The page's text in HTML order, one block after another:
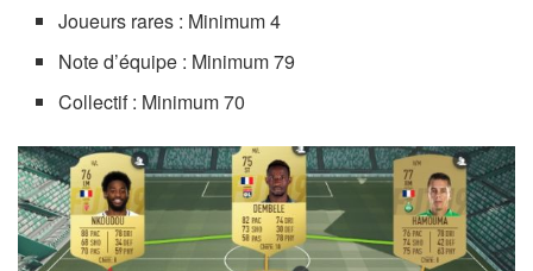
Joueurs rares : Minimum 4
Note d’équipe : Minimum 79
Collectif : Minimum 70